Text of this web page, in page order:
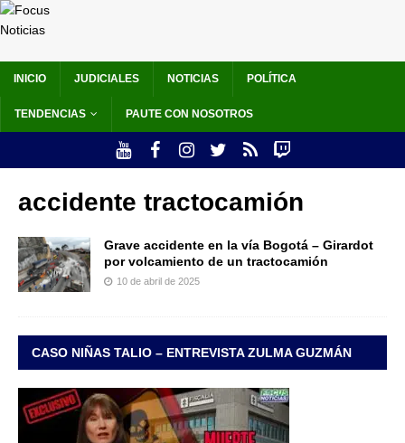
INICIO JUDICIALES NOTICIAS POLÍTICA
TENDENCIAS PAUTE CON NOSOTROS
accidente tractocamión
Grave accidente en la vía Bogotá – Girardot
por volcamiento de un tractocamión
10 de abril de 2025
CASO NIÑAS TALIO – ENTREVISTA ZULMA GUZMÁN